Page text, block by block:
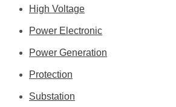
High Voltage
Power Electronic
Power Generation
Protection
Substation